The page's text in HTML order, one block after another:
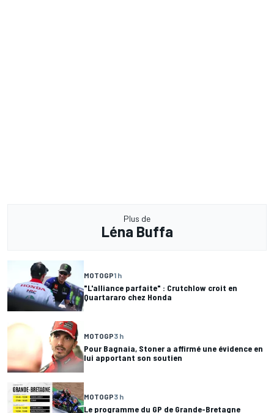
Plus de
Léna Buffa
MOTOGP1 h
"L'alliance parfaite" : Crutchlow croit en
Quartararo chez Honda
MOTOGP3 h
Pour Bagnaia, Stoner a affirmé une évidence en
lui apportant son soutien
MOTOGP3 h
Le programme du GP de Grande-Bretagne